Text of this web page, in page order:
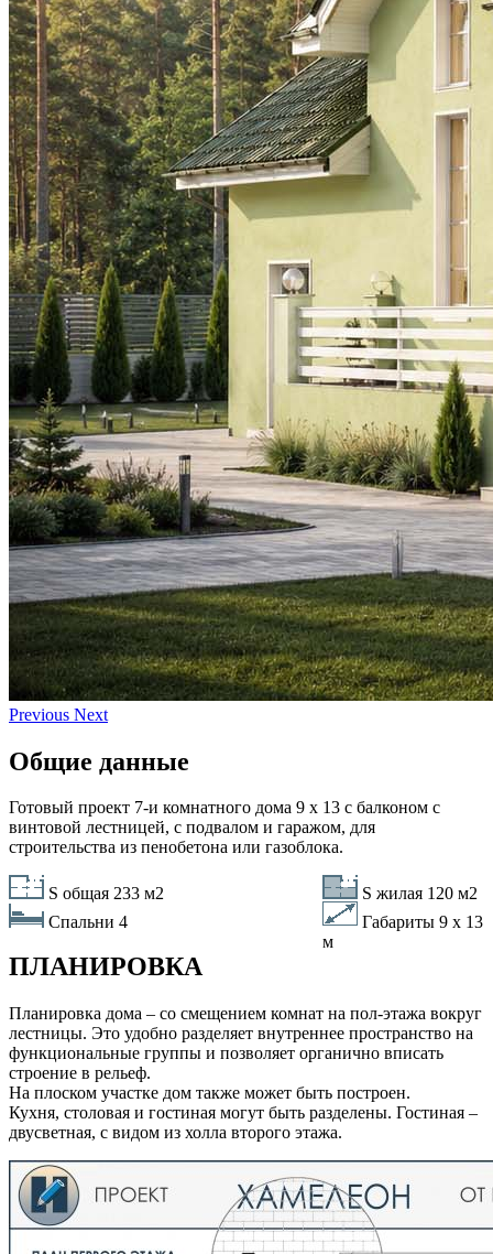
Previous Next
Общие данные
Готовый проект 7-и комнатного дома 9 х 13 с балконом с
винтовой лестницей, с подвалом и гаражом, для
строительства из пенобетона или газоблока.
S общая 233 м2
S жилая 120 м2
Спальни 4
Габариты 9 х 13
м
ПЛАНИРОВКА
Планировка дома – со смещением комнат на пол-этажа вокруг
лестницы. Это удобно разделяет внутреннее пространство на
функциональные группы и позволяет органично вписать
строение в рельеф.
На плоском участке дом также может быть построен.
Кухня, столовая и гостиная могут быть разделены. Гостиная –
двусветная, с видом из холла второго этажа.